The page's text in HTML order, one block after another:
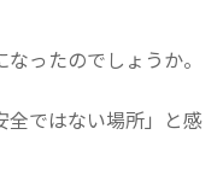
ったのでしょうか。
全ではない場所」と感